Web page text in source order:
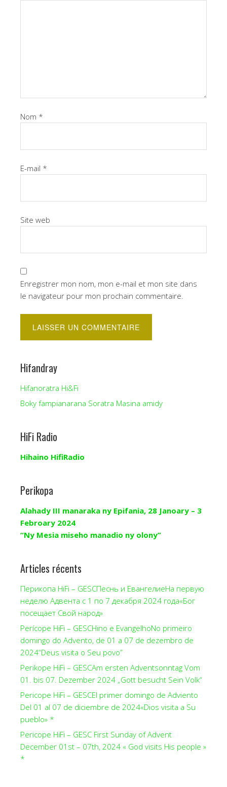
Nom *
E-mail *
Site web
Enregistrer mon nom, mon e-mail et mon site dans
le navigateur pour mon prochain commentaire.
Hifandray
Hifanoratra Hi&Fi
Boky fampianarana Soratra Masina amidy
HiFi Radio
Hihaino HifiRadio
Perikopa
Alahady III manaraka ny Epifania, 28 Janoary – 3
Febroary 2024
“Ny Mesia miseho manadio ny olony”
Articles récents
Перикопа HiFi – GESCПеснь и ЕвангелиеНа первую
неделю Адвента с 1 по 7 декабря 2024 года«Бог
посещает Свой народ»
Perícope HiFi – GESCHino e EvangelhoNo primeiro
domingo do Advento, de 01 a 07 de dezembro de
2024“Deus visita o Seu povo”
Perikope HiFi – GESCAm ersten Adventsonntag Vom
01. bis 07. Dezember 2024 „Gott besucht Sein Volk“
Pericope HiFi – GESCEl primer domingo de Adviento
Del 01 al 07 de diciembre de 2024«Dios visita a Su
pueblo» *
Pericope HiFi – GESC First Sunday of Advent
December 01st – 07th, 2024 « God visits His people »
*